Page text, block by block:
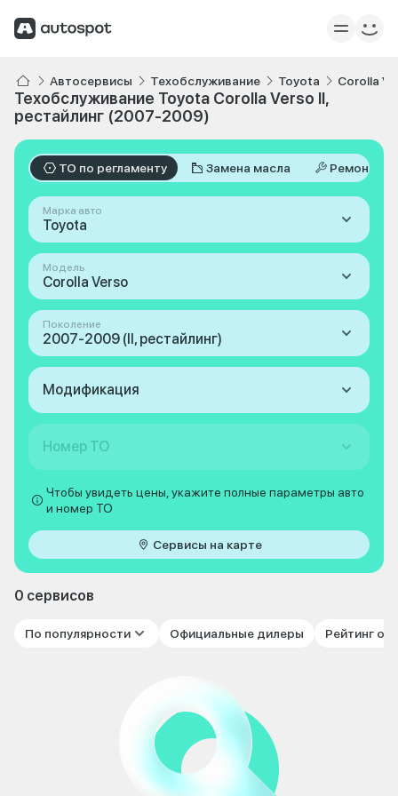
Автосервисы Техобслуживание Toyota Corolla
Техобслуживание Toyota Corolla Verso II,
рестайлинг (2007-2009)
ТО по регламенту Замена масла Ремонт
Марка авто
Toyota
Модель
Corolla Verso
Поколение
2007-2009 (II, рестайлинг)
Модификация
Номер ТО
Чтобы увидеть цены, укажите полные параметры авто
и номер ТО
Сервисы на карте
0 сервисов
По популярности Официальные дилеры Рейтинг